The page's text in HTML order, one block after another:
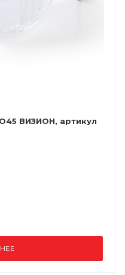
ВИЗИОН, артикул